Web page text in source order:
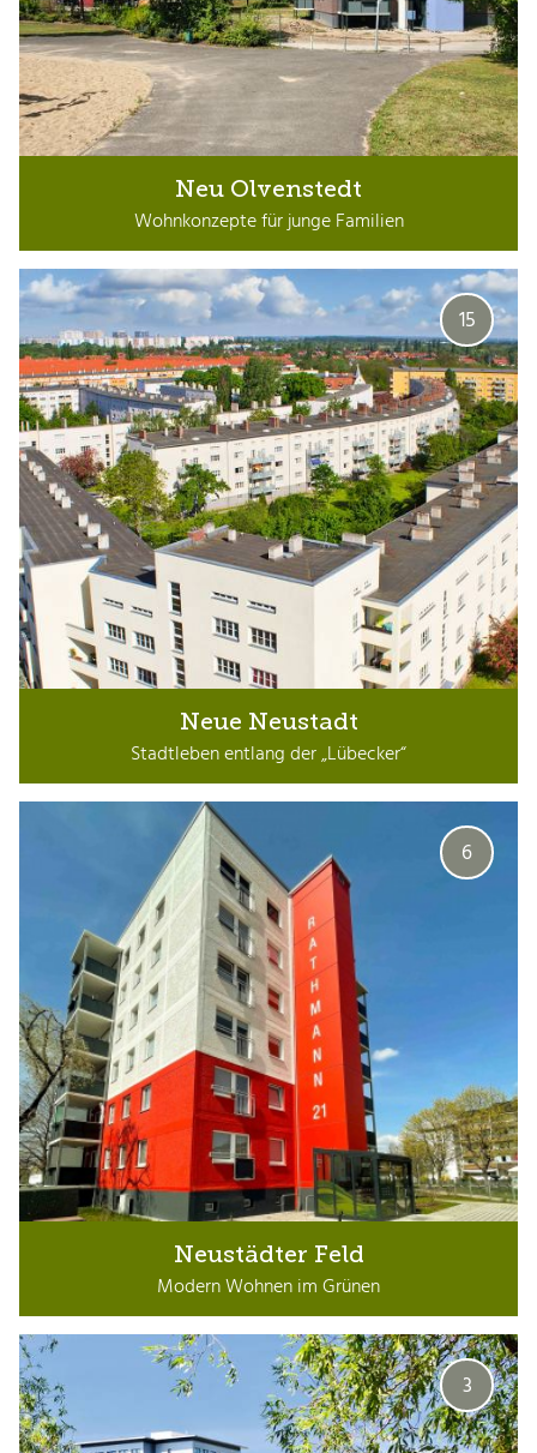
Neu Olvenstedt
Wohnkonzepte für junge Familien
15
Neue Neustadt
Stadtleben entlang der „Lübecker“
6
Neustädter Feld
Modern Wohnen im Grünen
3